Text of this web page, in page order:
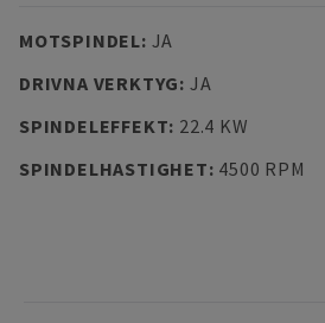
MOTSPINDEL: JA
DRIVNA VERKTYG: JA
SPINDELEFFEKT: 22.4 KW
SPINDELHASTIGHET: 4500 RPM